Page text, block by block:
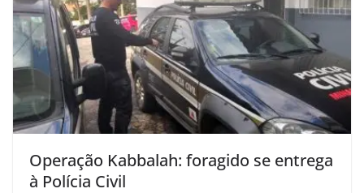
Operação Kabbalah: foragido se entrega
à Polícia Civil